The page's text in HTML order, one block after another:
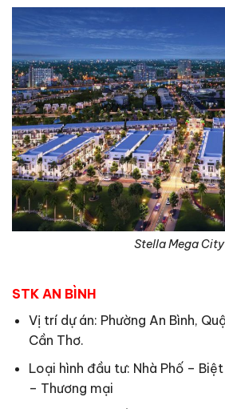
Stella Mega City
STK AN BÌNH
Vị trí dự án: Phường An Bình,
Cần Thơ.
Loại hình đầu tư: Nhà Phố –
– Thương mại